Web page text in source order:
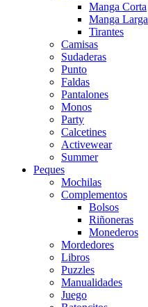
Manga Corta
Manga Larga
Tirantes
Camisas
Sudaderas
Punto
Faldas
Pantalones
Monos
Party
Calcetines
Activewear
Summer
Peques
Mochilas
Complementos
Bolsos
Riñoneras
Monederos
Mordedores
Libros
Puzzles
Manualidades
Juego